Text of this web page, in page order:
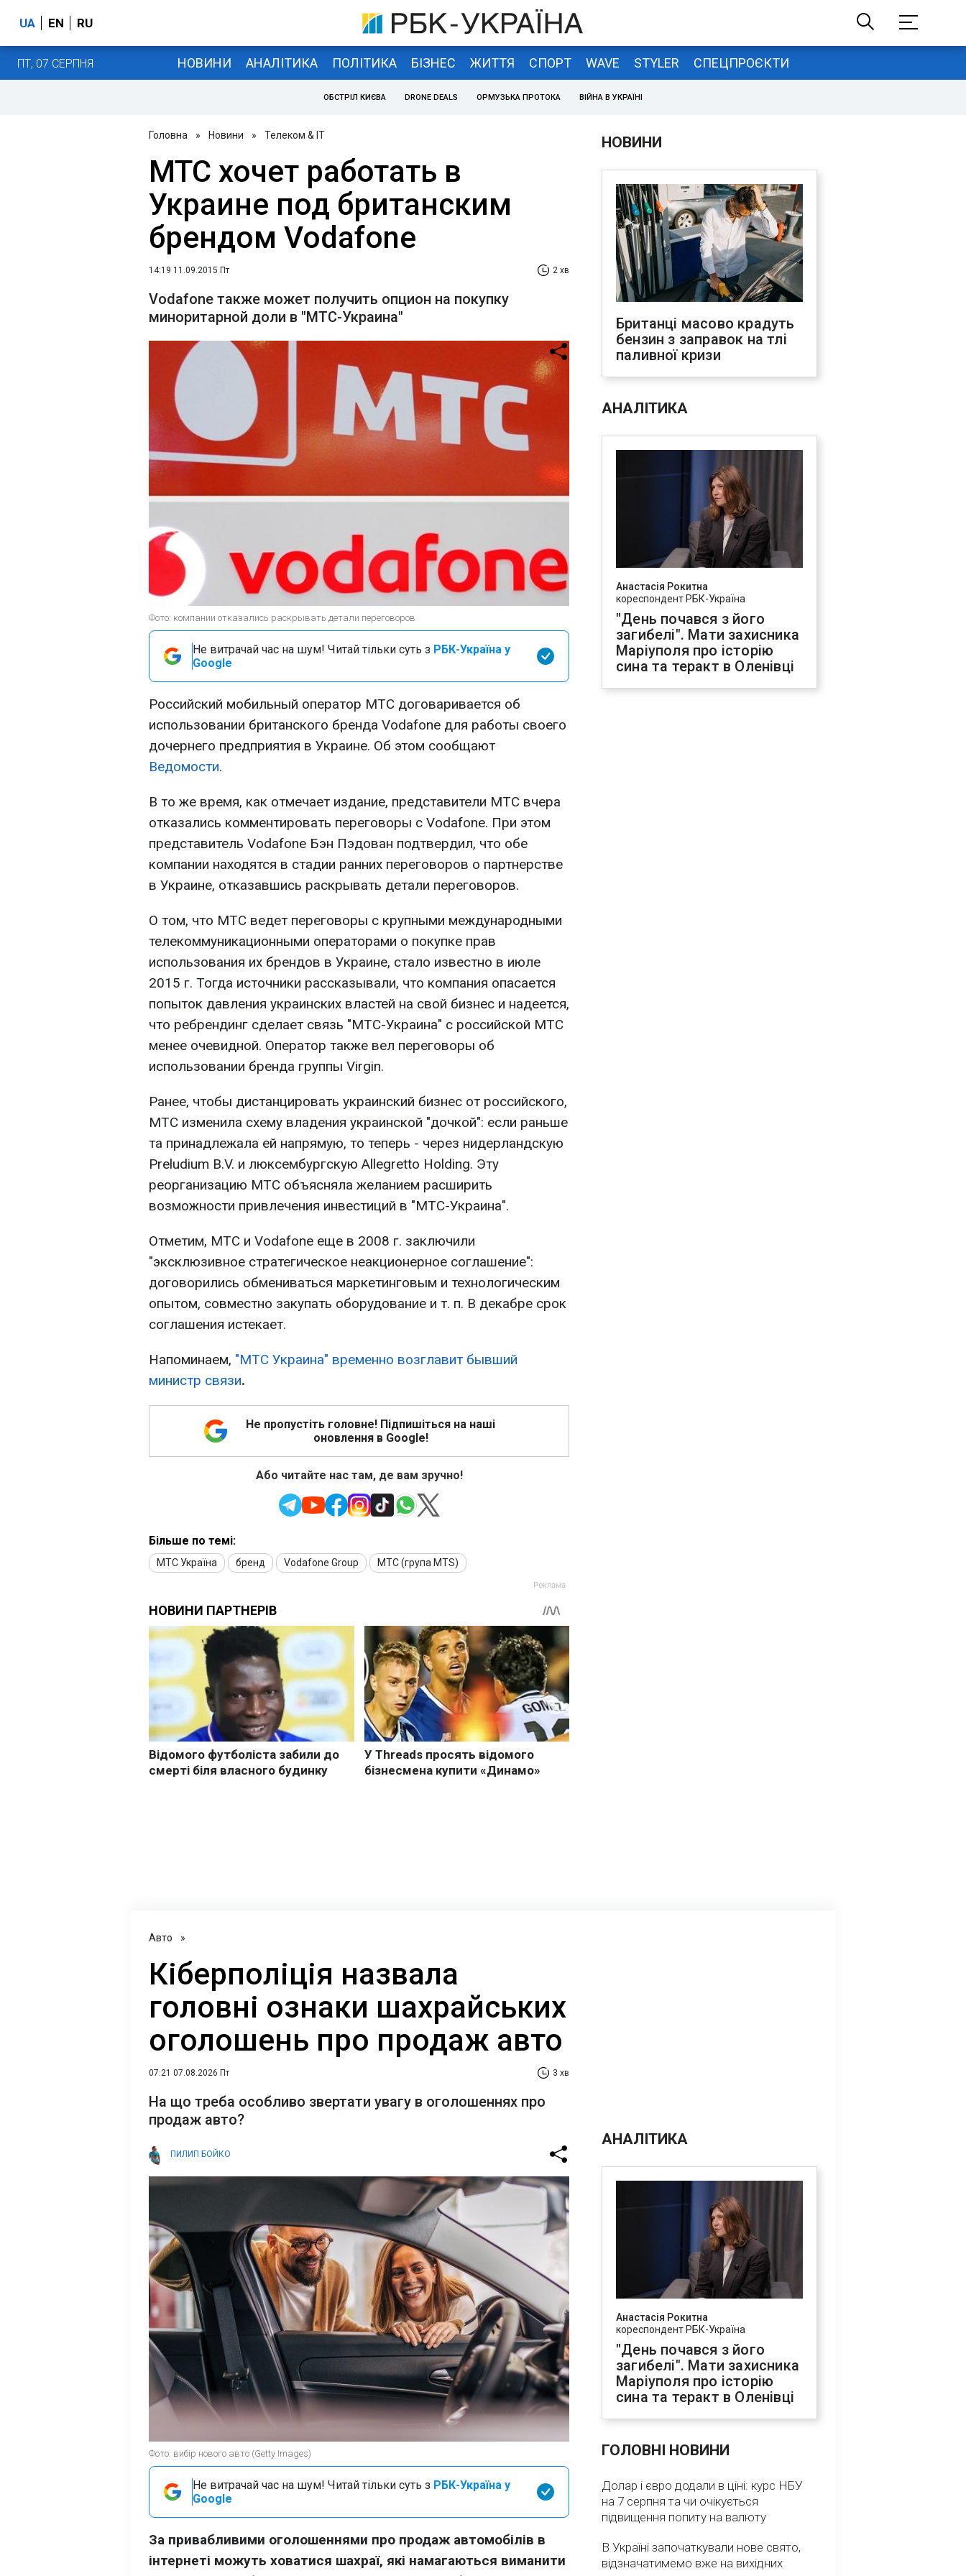
UA EN RU
ПТ, 07 СЕРПНЯ НОВИНИ АНАЛІТИКА ПОЛІТИКА БІЗНЕС ЖИТТЯ СПОРТ WAVE STYLER СПЕЦПРОЄКТИ
ОБСТРІЛ КИЄВА DRONE DEALS ОРМУЗЬКА ПРОТОКА ВІЙНА В УКРАЇНІ
Головна » Новини » Телеком & IT
МТС хочет работать в
Украине под британским
брендом Vodafone
14:19 11.09.2015 Пт 2 хв
Vodafone также может получить опцион на покупку
миноритарной доли в "МТС-Украина"
Фото: компании отказались раскрывать детали переговоров
Не витрачай час на шум! Читай тільки суть з РБК-Україна у
Google
Российский мобильный оператор МТС договаривается об
использовании британского бренда Vodafone для работы своего
дочернего предприятия в Украине. Об этом сообщают
Ведомости.
В то же время, как отмечает издание, представители МТС вчера
отказались комментировать переговоры с Vodafone. При этом
представитель Vodafone Бэн Пэдован подтвердил, что обе
компании находятся в стадии ранних переговоров о партнерстве
в Украине, отказавшись раскрывать детали переговоров.
О том, что МТС ведет переговоры с крупными международными
телекоммуникационными операторами о покупке прав
использования их брендов в Украине, стало известно в июле
2015 г. Тогда источники рассказывали, что компания опасается
попыток давления украинских властей на свой бизнес и надеется,
что ребрендинг сделает связь "МТС-Украина" с российской МТС
менее очевидной. Оператор также вел переговоры об
использовании бренда группы Virgin.
Ранее, чтобы дистанцировать украинский бизнес от российского,
МТС изменила схему владения украинской "дочкой": если раньше
та принадлежала ей напрямую, то теперь - через нидерландскую
Preludium B.V. и люксембургскую Allegretto Holding. Эту
реорганизацию МТС объясняла желанием расширить
возможности привлечения инвестиций в "МТС-Украина".
Отметим, МТС и Vodafone еще в 2008 г. заключили
"эксклюзивное стратегическое неакционерное соглашение":
договорились обмениваться маркетинговым и технологическим
опытом, совместно закупать оборудование и т. п. В декабре срок
соглашения истекает.
Напоминаем, "МТС Украина" временно возглавит бывший
министр связи.
Не пропустіть головне! Підпишіться на наші
оновлення в Google!
Або читайте нас там, де вам зручно!
Більше по темі:
МТС Україна бренд Vodafone Group МТС (група MTS)
НОВИНИ
Британці масово крадуть
бензин з заправок на тлі
паливної кризи
АНАЛІТИКА
Анастасія Рокитна
кореспондент РБК-Україна
"День почався з його
загибелі". Мати захисника
Маріуполя про історію
сина та теракт в Оленівці
Авто »
Кіберполіція назвала
головні ознаки шахрайських
оголошень про продаж авто
07:21 07.08.2026 Пт 3 хв
На що треба особливо звертати увагу в оголошеннях про
продаж авто?
ПИЛИП БОЙКО
Фото: вибір нового авто (Getty Images)
Не витрачай час на шум! Читай тільки суть з РБК-Україна у
Google
За привабливими оголошеннями про продаж автомобілів в
інтернеті можуть ховатися шахраї, які намагаються виманити
АНАЛІТИКА
Анастасія Рокитна
кореспондент РБК-Україна
"День почався з його
загибелі". Мати захисника
Маріуполя про історію
сина та теракт в Оленівці
ГОЛОВНІ НОВИНИ
Долар і євро додали в ціні: курс НБУ
на 7 серпня та чи очікується
підвищення попиту на валюту
В Україні започаткували нове свято,
відзначатимемо вже на вихідних